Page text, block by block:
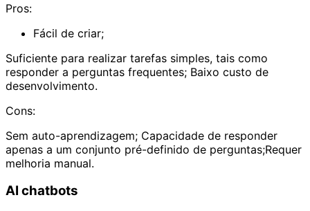
Pros:
Fácil de criar;
Suficiente para realizar tarefas simples, tais como
responder a perguntas frequentes; Baixo custo de
desenvolvimento.
Cons:
Sem auto-aprendizagem; Capacidade de responder
apenas a um conjunto pré-definido de perguntas;Requer
melhoria manual.
AI chatbots